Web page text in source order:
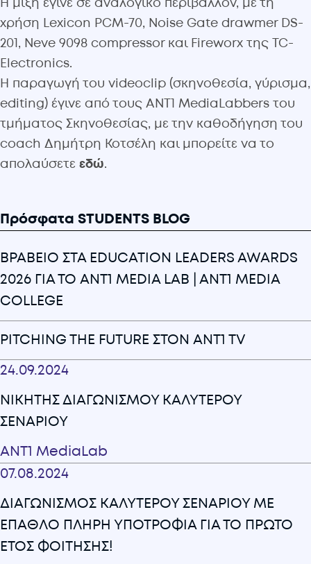
χρήση Lexicon PCM-70, Noise Gate drawmer DS-
201, Neve 9098 compressor και Fireworx της TC-
Electronics.
Η παραγωγή του videoclip (σκηνοθεσία, γύρισμα,
editing) έγινε από τους ANT1 MediaLabbers του
τμήματος Σκηνοθεσίας, με την καθοδήγηση του
coach Δημήτρη Κοτσέλη και μπορείτε να το
απολαύσετε εδώ.
Πρόσφατα STUDENTS BLOG
ΒΡΑΒΕΙΟ ΣΤΑ EDUCATION LEADERS AWARDS
2026 ΓΙΑ ΤΟ ANT1 MEDIA LAB | ANT1 MEDIA
COLLEGE
PITCHING THE FUTURE ΣΤΟΝ ANT1 TV
24.09.2024
ΝΙΚΗΤΗΣ ΔΙΑΓΩΝΙΣΜΟΥ ΚΑΛΥΤΕΡΟΥ
ΣΕΝΑΡΙΟΥ
ANT1 MediaLab
07.08.2024
ΔΙΑΓΩΝΙΣΜΟΣ ΚΑΛΥΤΕΡΟΥ ΣΕΝΑΡΙΟΥ ΜΕ
ΕΠΑΘΛΟ ΠΛΗΡΗ ΥΠΟΤΡΟΦΙΑ ΓΙΑ ΤΟ ΠΡΩΤΟ
ΕΤΟΣ ΦΟΙΤΗΣΗΣ!